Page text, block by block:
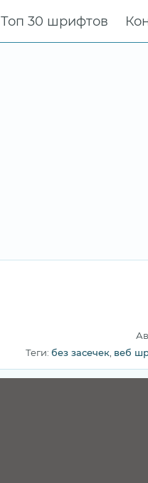
Топ 30 шрифтов
Теги: без засечек веб